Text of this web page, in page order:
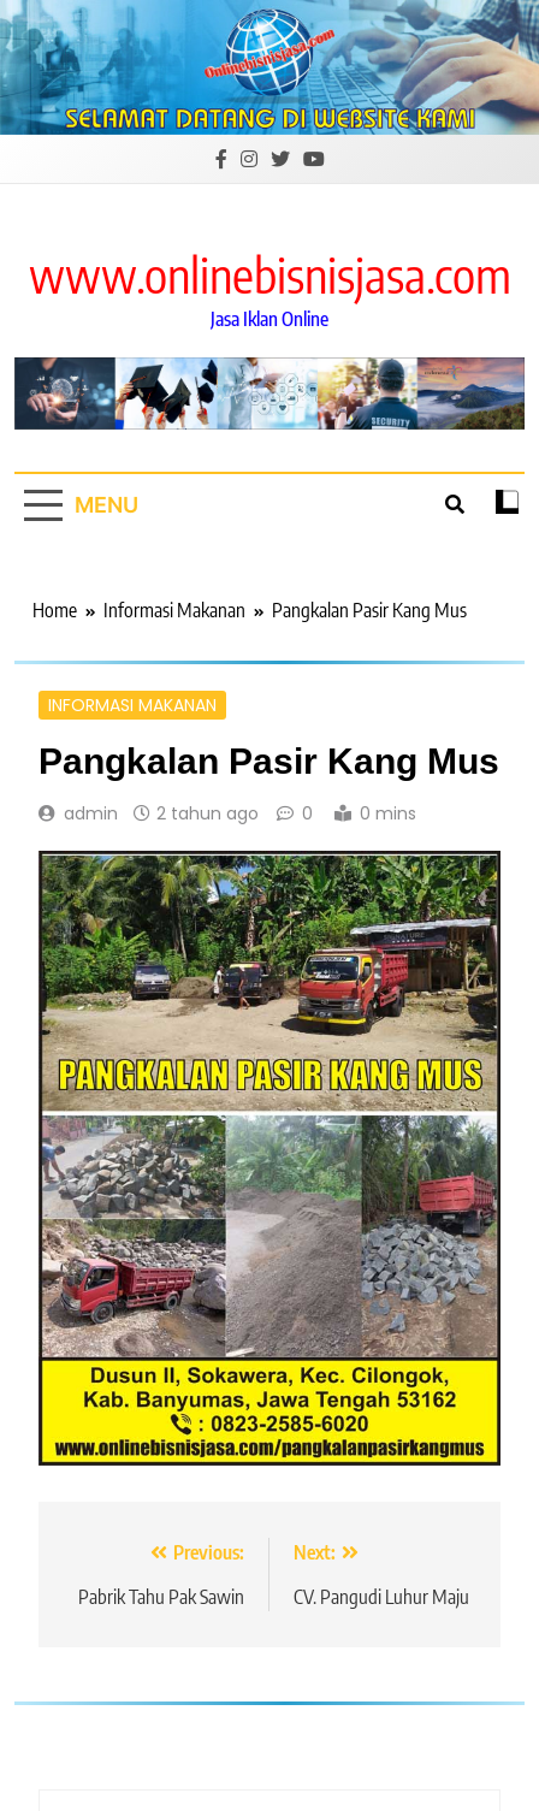
Skip
to
content
www.onlinebisnisjasa.com
Jasa Iklan Online
MENU
Home Informasi Makanan Pangkalan Pasir Kang Mus
INFORMASI MAKANAN
Pangkalan Pasir Kang Mus
admin 2 tahun ago 0 0 mins
Navigasi
pos
Previous:
Pabrik Tahu Pak Sawin
Next:
CV. Pangudi Luhur Maju